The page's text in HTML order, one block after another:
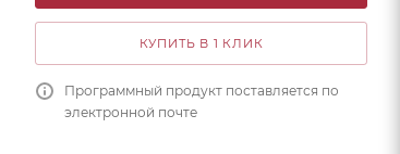
КУПИТЬ В 1 КЛИК
Программный продукт поставляется по
электронной почте